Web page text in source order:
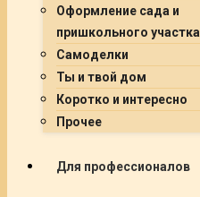
Оформление сада и
пришкольного участка
Самоделки
Ты и твой дом
Коротко и интересно
Прочее
Для профессионалов